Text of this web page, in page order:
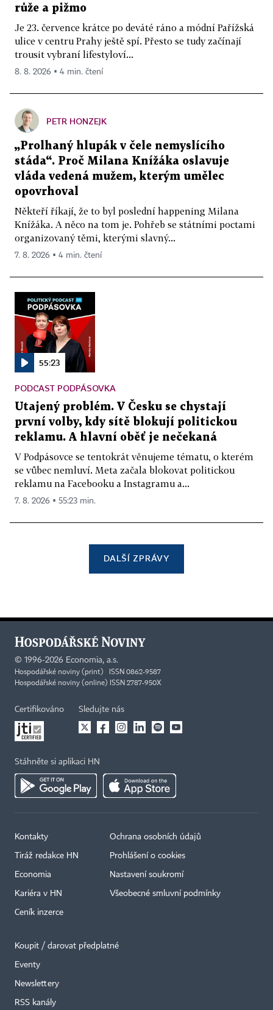
růže a pižmo
Je 23. července krátce po deváté ráno a módní Pařížská
ulice v centru Prahy ještě spí. Přesto se tudy začínají
trousit vybraní lifestyloví...
8. 8. 2026 ▪ 4 min. čtení
PETR HONZEJK
„Prolhaný hlupák v čele nemyslícího
stáda“. Proč Milana Knížáka oslavuje
vláda vedená mužem, kterým umělec
opovrhoval
Někteří říkají, že to byl poslední happening Milana
Knížáka. A něco na tom je. Pohřeb se státními poctami
organizovaný těmi, kterými slavný...
7. 8. 2026 ▪ 4 min. čtení
55:23
PODCAST PODPÁSOVKA
Utajený problém. V Česku se chystají
první volby, kdy sítě blokují politickou
reklamu. A hlavní oběť je nečekaná
V Podpásovce se tentokrát věnujeme tématu, o kterém
se vůbec nemluví. Meta začala blokovat politickou
reklamu na Facebooku a Instagramu a...
7. 8. 2026 ▪ 55:23 min.
DALŠÍ ZPRÁVY
© 1996-2026 Economia, a.s.
Hospodářské noviny (print) ISSN 0862-9587
Hospodářské noviny (online) ISSN 2787-950X
Certifikováno Sledujte nás
Stáhněte si aplikaci HN
Kontakty
Tiráž redakce HN
Economia
Kariéra v HN
Ceník inzerce
Ochrana osobních údajů
Prohlášení o cookies
Nastavení soukromí
Všeobecné smluvní podmínky
Koupit / darovat předplatné
Eventy
Newslettery
RSS kanály